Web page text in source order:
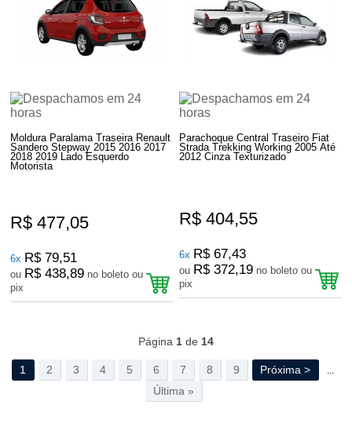
Moldura Paralama Traseira Renault
Sandero Stepway 2015 2016 2017
2018 2019 Lado Esquerdo
Motorista
R$ 477,05
6x R$ 79,51
ou R$ 438,89 no boleto ou
pix
Parachoque Central Traseiro Fiat
Strada Trekking Working 2005 Até
2012 Cinza Texturizado
R$ 404,55
6x R$ 67,43
ou R$ 372,19 no boleto ou
pix
Página 1de 14
1 2 3 4 5 6 7 8 9 Próxima > ...
Última »